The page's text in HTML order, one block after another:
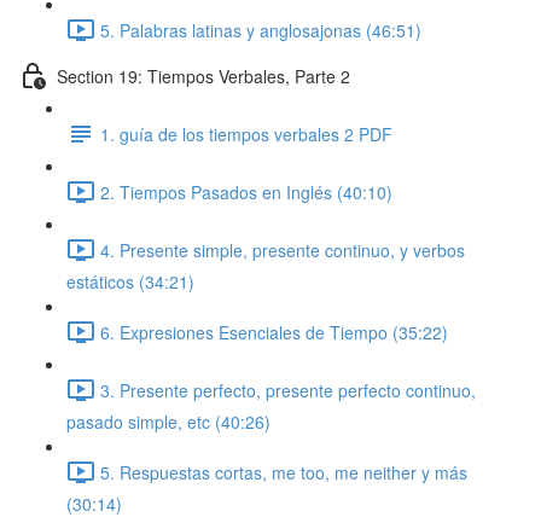
5. Palabras latinas y anglosajonas (46:51)
Section 19: Tiempos Verbales, Parte 2
1. guía de los tiempos verbales 2 PDF
2. Tiempos Pasados en Inglés (40:10)
4. Presente simple, presente continuo, y verbos
estáticos (34:21)
6. Expresiones Esenciales de Tiempo (35:22)
3. Presente perfecto, presente perfecto continuo,
pasado simple, etc (40:26)
5. Respuestas cortas, me too, me neither y más
(30:14)